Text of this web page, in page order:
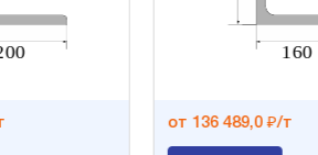
от 136 489,0 ₽/т